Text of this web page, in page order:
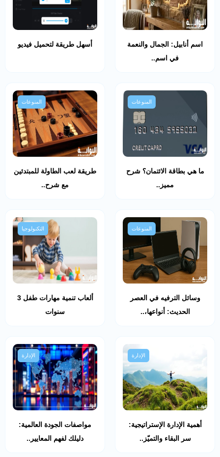
اسم أنابيل: الجمال والنعمة
في اسم..
أسهل طريقة لتحميل فيديو
المنوعات
ما هي بطاقة الائتمان؟ شرح
مميز..
المنوعات
طريقة لعب الطاولة للمبتدئين
مع شرح..
المنوعات
وسائل الترفيه في العصر
الحديث: أنواعها،..
التكنولوجيا
ألعاب تنمية مهارات طفل 3
سنوات
الإدارة
أهمية الإدارة الإستراتيجية:
سر البقاء والتميّز..
الإدارة
مواصفات الجودة العالمية:
دليلك لفهم المعايير..